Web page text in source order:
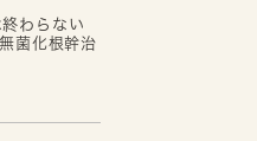
わらない
菌化根幹治